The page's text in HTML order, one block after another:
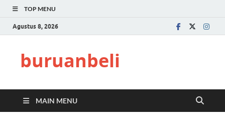
TOP MENU
Agustus 8, 2026
buruanbeli
MAIN MENU